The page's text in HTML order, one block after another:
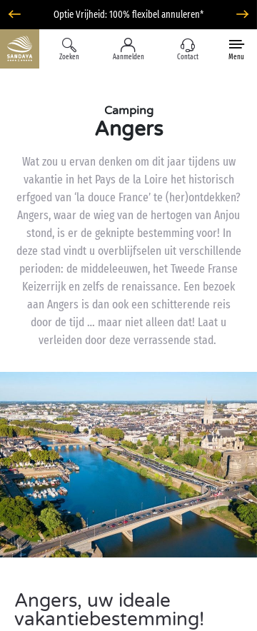
Optie Vrijheid: 100% flexibel annuleren*
Zoeken Aanmelden Contact Menu
Camping
Angers
Wat zou u ervan denken om dit jaar tijdens uw
vakantie in het Pays de la Loire het historisch
erfgoed van ‘la douce France’ te (her)ontdekken?
Angers, waar de wieg van de hertogen van Anjou
stond, is er de geknipte bestemming voor! In
deze stad vindt u overblijfselen uit verschillende
perioden: de middeleeuwen, het Tweede Franse
Keizerrijk en zelfs de renaissance. Een bezoek
aan Angers is dan ook een schitterende reis
door de tijd … maar niet alleen dat! Laat u
verleiden door deze verrassende stad.
Angers, uw ideale
vakantiebestemming!